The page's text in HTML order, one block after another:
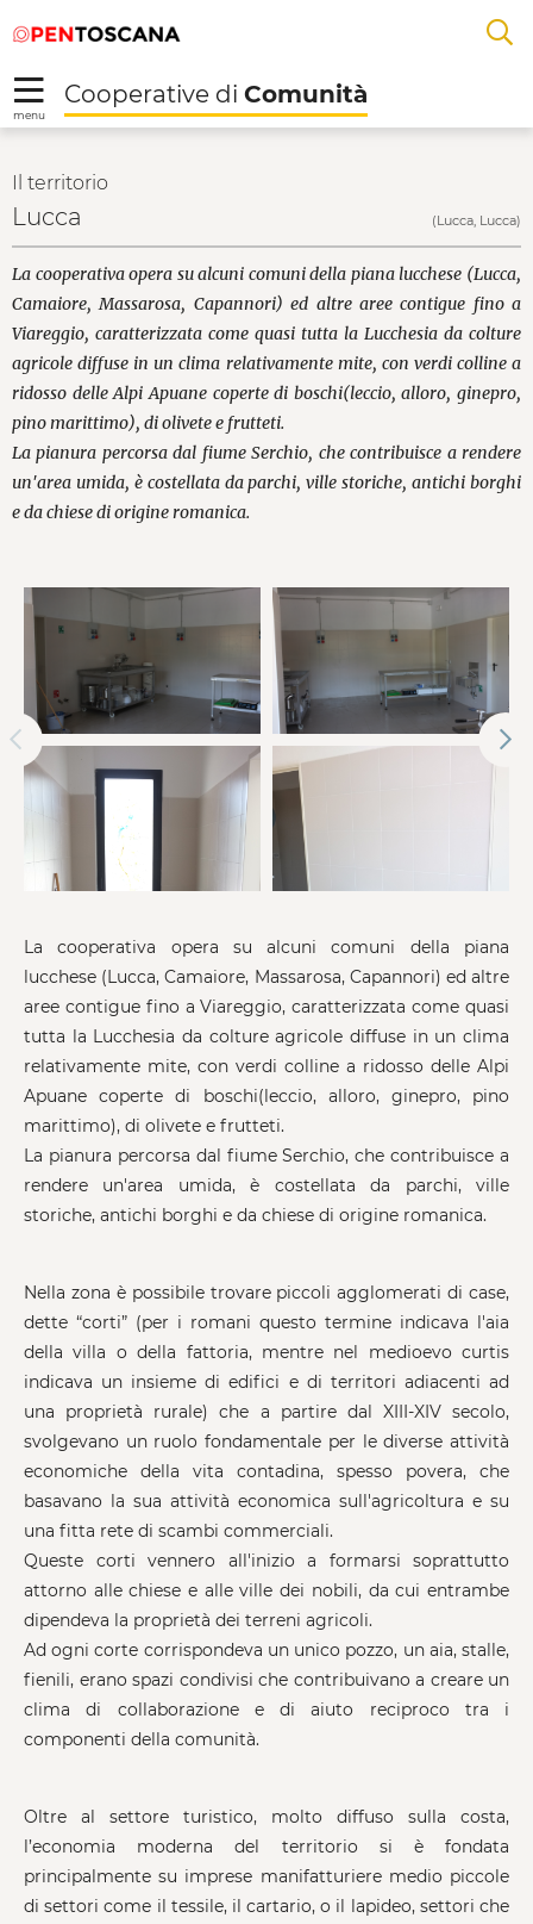
Skip to Main Content
alal
menu
Cooperative di Comunità
Il territorio
Lucca (Lucca, Lucca)
La cooperativa opera su alcuni comuni della piana lucchese (Lucca,
Camaiore, Massarosa, Capannori) ed altre aree contigue fino a
Viareggio, caratterizzata come quasi tutta la Lucchesia da colture
agricole diffuse in un clima relativamente mite, con verdi colline a
ridosso delle Alpi Apuane coperte di boschi(leccio, alloro, ginepro,
pino marittimo), di olivete e frutteti.
La pianura percorsa dal fiume Serchio, che contribuisce a rendere
un'area umida, è costellata da parchi, ville storiche, antichi borghi
e da chiese di origine romanica.
La cooperativa opera su alcuni comuni della piana
lucchese (Lucca, Camaiore, Massarosa, Capannori) ed altre
aree contigue fino a Viareggio, caratterizzata come quasi
tutta la Lucchesia da colture agricole diffuse in un clima
relativamente mite, con verdi colline a ridosso delle Alpi
Apuane coperte di boschi(leccio, alloro, ginepro, pino
marittimo), di olivete e frutteti.
La pianura percorsa dal fiume Serchio, che contribuisce a
rendere un'area umida, è costellata da parchi, ville
storiche, antichi borghi e da chiese di origine romanica.
Nella zona è possibile trovare piccoli agglomerati di case,
dette “corti” (per i romani questo termine indicava l'aia
della villa o della fattoria, mentre nel medioevo curtis
indicava un insieme di edifici e di territori adiacenti ad
una proprietà rurale) che a partire dal XIII-XIV secolo,
svolgevano un ruolo fondamentale per le diverse attività
economiche della vita contadina, spesso povera, che
basavano la sua attività economica sull'agricoltura e su
una fitta rete di scambi commerciali.
Queste corti vennero all'inizio a formarsi soprattutto
attorno alle chiese e alle ville dei nobili, da cui entrambe
dipendeva la proprietà dei terreni agricoli.
Ad ogni corte corrispondeva un unico pozzo, un aia, stalle,
fienili, erano spazi condivisi che contribuivano a creare un
clima di collaborazione e di aiuto reciproco tra i
componenti della comunità.
Oltre al settore turistico, molto diffuso sulla costa,
l’economia moderna del territorio si è fondata
principalmente su imprese manifatturiere medio piccole
di settori come il tessile, il cartario, o il lapideo, settori che